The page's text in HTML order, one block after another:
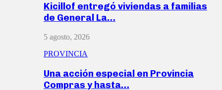
Kicillof entregó viviendas a familias
de General La…
5 agosto, 2026
PROVINCIA
Una acción especial en Provincia
Compras y hasta…